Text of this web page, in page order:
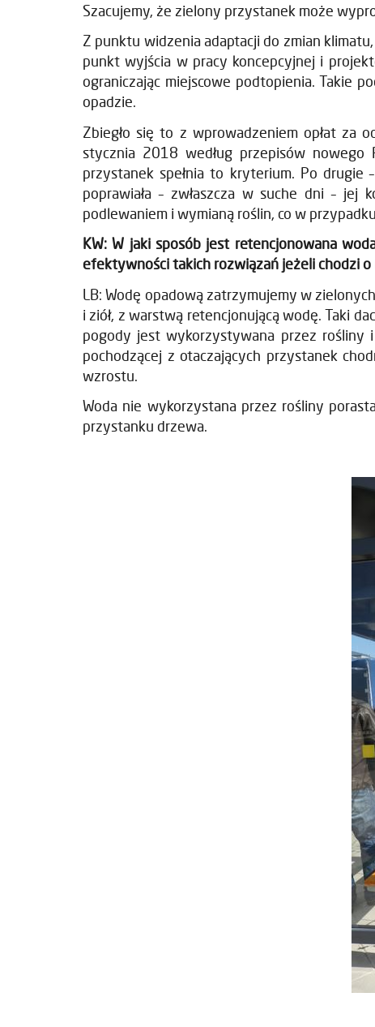
Szacujemy, że zielony przystanek może
Z punktu widzenia adaptacji do zmian
punkt wyjścia w pracy koncepcyjnej i
ograniczając miejscowe podtopienia. Takie
opadzie.
Zbiegło się to z wprowadzeniem opłat za
stycznia 2018 według przepisów nowego
przystanek spełnia to kryterium. Po drugie
poprawiała – zwłaszcza w suche dni –
podlewaniem i wymianą roślin, co w
KW: W jaki sposób jest retencjonowana
efektywności takich rozwiązań jeżeli chodzi
LB: Wodę opadową zatrzymujemy w
i ziół, z warstwą retencjonującą wodę. Taki
pogody jest wykorzystywana przez rośliny
pochodzącej z otaczających przystanek
wzrostu.
Woda nie wykorzystana przez rośliny
przystanku drzewa.